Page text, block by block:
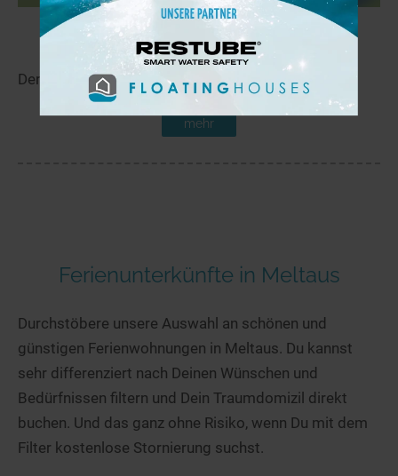
Alajärvi 11,1 km
Der Alajärvi liegt in der Nähe von Patokoski.
mehr
Ferienunterkünfte in Meltaus
Durchstöbere unsere Auswahl an schönen und
günstigen Ferienwohnungen in Meltaus. Du kannst
sehr differenziert nach Deinen Wünschen und
Bedürfnissen filtern und Dein Traumdomizil direkt
buchen. Und das ganz ohne Risiko, wenn Du mit dem
Filter kostenlose Stornierung suchst.